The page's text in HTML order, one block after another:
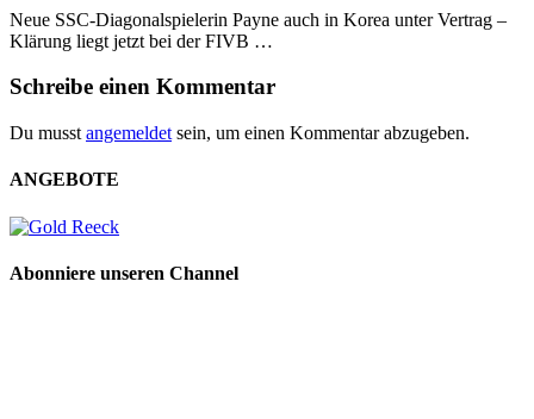
Neue SSC-Diagonalspielerin Payne auch in Korea unter Vertrag –
Klärung liegt jetzt bei der FIVB …
Schreibe einen Kommentar
Du musst angemeldet sein, um einen Kommentar abzugeben.
ANGEBOTE
Abonniere unseren Channel